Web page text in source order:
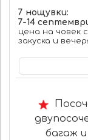
7 нощувки:
7-14
цена на човек
закуска и
багаж